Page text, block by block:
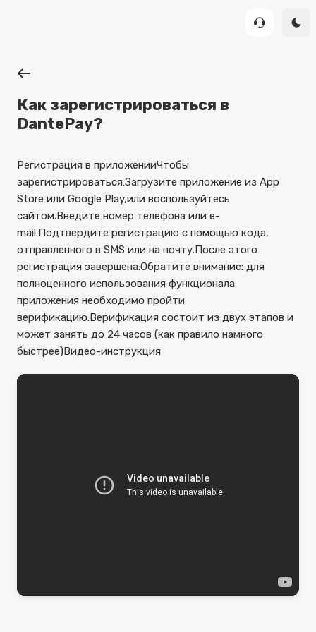
Как зарегистрироваться в
DantePay?
Регистрация в приложенииЧтобы
зарегистрироваться:Загрузите приложение из App
Store или Google Play,или воспользуйтесь
сайтом.Введите номер телефона или e-
mail.Подтвердите регистрацию с помощью кода,
отправленного в SMS или на почту.После этого
регистрация завершена.Обратите внимание: для
полноценного использования функционала
приложения необходимо пройти
верификацию.Верификация состоит из двух этапов и
может занять до 24 часов (как правило намного
быстрее)Видео-инструкция